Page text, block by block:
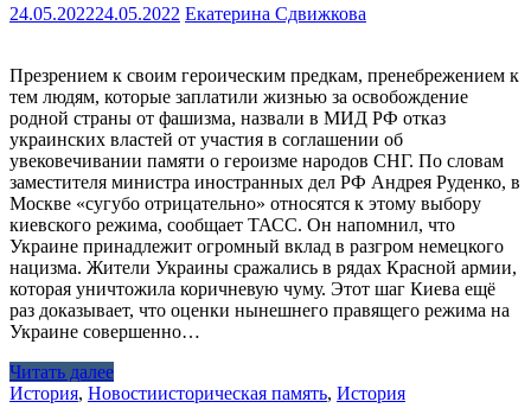
24.05.202224.05.2022 Екатерина Сдвижкова
Презрением к своим героическим предкам, пренебрежением к
тем людям, которые заплатили жизнью за освобождение
родной страны от фашизма, назвали в МИД РФ отказ
украинских властей от участия в соглашении об
увековечивании памяти о героизме народов СНГ. По словам
заместителя министра иностранных дел РФ Андрея Руденко, в
Москве «сугубо отрицательно» относятся к этому выбору
киевского режима, сообщает ТАСС. Он напомнил, что
Украине принадлежит огромный вклад в разгром немецкого
нацизма. Жители Украины сражались в рядах Красной армии,
которая уничтожила коричневую чуму. Этот шаг Киева ещё
раз доказывает, что оценки нынешнего правящего режима на
Украине совершенно…
Читать далее
История, Новостиисторическая память, История